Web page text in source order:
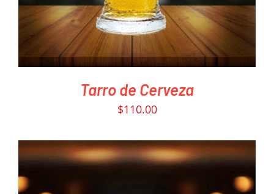
Tarro de Cerveza
$110.00